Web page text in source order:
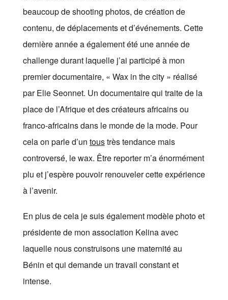
beaucoup de shooting photos, de création de
contenu, de déplacements et d’événements. Cette
dernière année a également été une année de
challenge durant laquelle j’ai participé à mon
premier documentaire, « Wax in the city » réalisé
par Elie Seonnet. Un documentaire qui traite de la
place de l’Afrique et des créateurs africains ou
franco-africains dans le monde de la mode. Pour
cela on parle d’un toustrès tendance mais
controversé, le wax. Être reporter m’a énormément
plu et j’espère pouvoir renouveler cette expérience
à l’avenir.
En plus de cela je suis également modèle photo et
présidente de mon association Kelina avec
laquelle nous construisons une maternité au
Bénin et qui demande un travail constant et
intense.